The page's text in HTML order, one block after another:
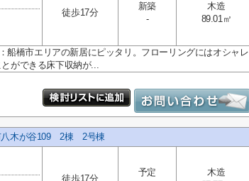
徒歩17分
新築
-
木造
89.01㎡
橋市エリアの新居にピッタリ。フローリングにはオシャレ
ができる床下収納が...
八木が谷109 2棟 2号棟
徒歩17分
予定
木造